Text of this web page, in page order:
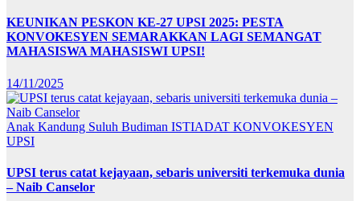
KEUNIKAN PESKON KE-27 UPSI 2025: PESTA
KONVOKESYEN SEMARAKKAN LAGI SEMANGAT
MAHASISWA MAHASISWI UPSI!
14/11/2025
Anak Kandung Suluh Budiman ISTIADAT KONVOKESYEN
UPSI
UPSI terus catat kejayaan, sebaris universiti terkemuka dunia
– Naib Canselor